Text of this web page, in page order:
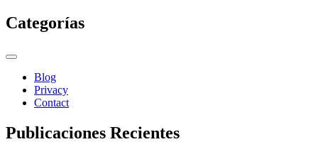
Categorías
Blog
Privacy
Contact
Publicaciones Recientes